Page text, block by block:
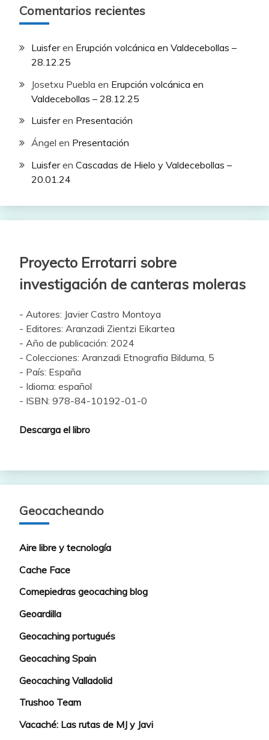
Comentarios recientes
Luisferen Erupción volcánica en Valdecebollas –
28.12.25
Josetxu Puebla en Erupción volcánica en
Valdecebollas – 28.12.25
Luisferen Presentación
Ángel en Presentación
Luisferen Cascadas de Hielo y Valdecebollas –
20.01.24
Proyecto Errotarri sobre
investigación de canteras moleras
- Autores: Javier Castro Montoya
- Editores: Aranzadi Zientzi Eikartea
- Año de publicación: 2024
- Colecciones: Aranzadi Etnografia Bilduma, 5
- País: España
- Idioma: español
- ISBN: 978-84-10192-01-0
Descarga el libro
Geocacheando
Aire libre y tecnología
Cache Face
Comepiedras geocaching blog
Geoardilla
Geocaching portugués
Geocaching Spain
Geocaching Valladolid
Trushoo Team
Vacaché: Las rutas de MJ y Javi